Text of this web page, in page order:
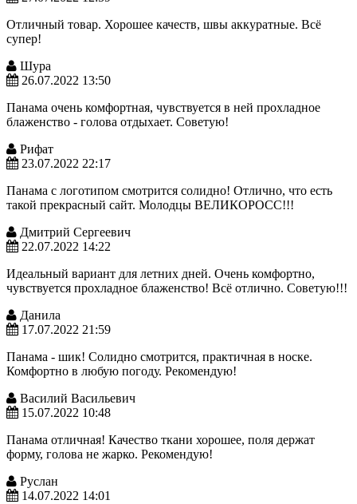
Отличный товар. Хорошее качеств, швы аккуратные. Всё
супер!
Шура
26.07.2022 13:50
Панама очень комфортная, чувствуется в ней прохладное
блаженство - голова отдыхает. Советую!
Рифат
23.07.2022 22:17
Панама с логотипом смотрится солидно! Отлично, что есть
такой прекрасный сайт. Молодцы ВЕЛИКОРОСС!!!
Дмитрий Сергеевич
22.07.2022 14:22
Идеальный вариант для летних дней. Очень комфортно,
чувствуется прохладное блаженство! Всё отлично. Советую!!!
Данила
17.07.2022 21:59
Панама - шик! Солидно смотрится, практичная в носке.
Комфортно в любую погоду. Рекомендую!
Василий Васильевич
15.07.2022 10:48
Панама отличная! Качество ткани хорошее, поля держат
форму, голова не жарко. Рекомендую!
Руслан
14.07.2022 14:01